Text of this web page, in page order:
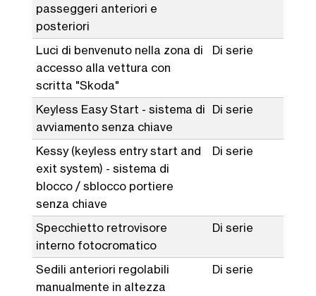
passeggeri anteriori e
posteriori
Luci di benvenuto nella zona di
accesso alla vettura con
scritta "Skoda"
Di serie
Keyless Easy Start - sistema di
avviamento senza chiave
Di serie
Kessy (keyless entry start and
exit system) - sistema di
blocco / sblocco portiere
senza chiave
Di serie
Specchietto retrovisore
interno fotocromatico
Di serie
Sedili anteriori regolabili
manualmente in altezza
Di serie